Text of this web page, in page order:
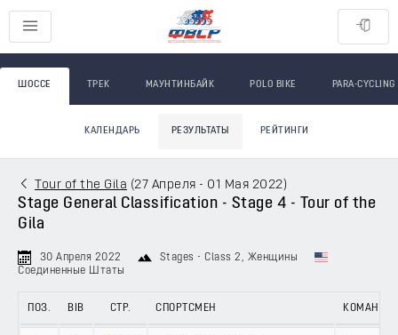
ШОССЕ ТРЕК МАУНТИНБАЙК POLO BIKE PARA-CYCLING
КАЛЕНДАРЬ РЕЗУЛЬТАТЫ РЕЙТИНГИ
Tour of the Gila (27 Апреля - 01 Мая 2022)
Stage General Classification - Stage 4 - Tour of the
Gila
30 Апреля 2022 Stages - Class 2 , Женщины
Соединенные Штаты
ПОЗ. BIB СТР. СПОРТСМЕН КОМАНДА